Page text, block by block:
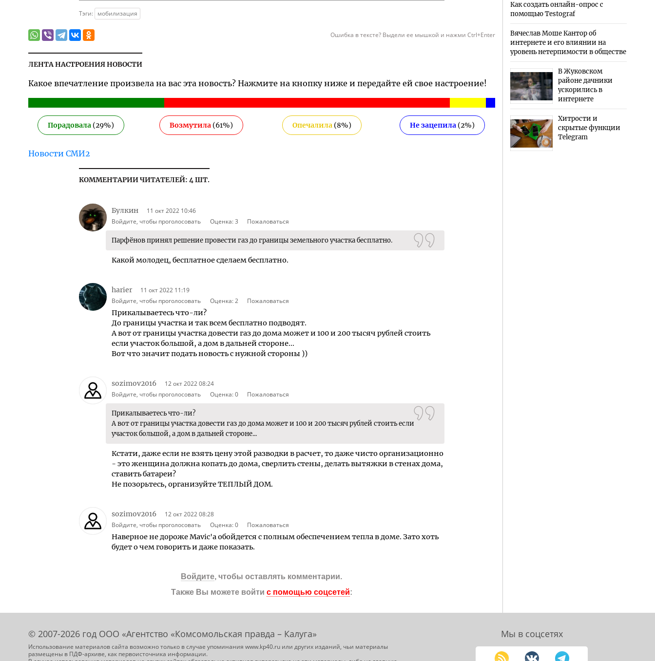
Тэги: мобилизация
Ошибка в тексте? Выдели ее мышкой и нажми Ctrl+Enter
ЛЕНТА НАСТРОЕНИЯ НОВОСТИ
Какое впечатление произвела на вас эта новость? Нажмите на кнопку ниже и передайте ей свое настроение!
Порадовала (29%) Возмутила (61%) Опечалила(8%) Не зацепила(2%)
Новости СМИ2
КОММЕНТАРИИ ЧИТАТЕЛЕЙ: 4 ШТ.
Булкин
11 окт 2022 10:46
Войдите, чтобы проголосовать
Оценка:3 Пожаловаться
Парфёнов принял решение провести газ до границы земельного участка бесплатно.
Какой молодец, бесплатное сделаем бесплатно.
harier
11 окт 2022 11:19
Войдите, чтобы проголосовать
Оценка:2 Пожаловаться
Прикалываетесь что-ли?
До границы участка и так всем бесплатно подводят.
А вот от границы участка довести газ до дома может и 100 и 200 тысяч рублей стоить
если участок большой, а дом в дальней стороне...
Вот что значит подать новость с нужной стороны ))
sozimov2016
12 окт 2022 08:24
Войдите, чтобы проголосовать
Оценка:0 Пожаловаться
Прикалываетесь что-ли?
А вот от границы участка довести газ до дома может и 100 и 200 тысяч рублей стоить если
участок большой, а дом в дальней стороне...
Кстати, даже если не взять цену этой разводки в расчет, то даже чисто организационно
- это женщина должна копать до дома, сверлить стены, делать вытяжки в стенах дома,
ставить батареи?
Не позорьтесь, организуйте ТЕПЛЫЙ ДОМ.
sozimov2016
12 окт 2022 08:28
Войдите, чтобы проголосовать
Оценка:0 Пожаловаться
Наверное не дороже Mavic'а обойдется с полным обеспечением тепла в доме. Зато хоть
будет о чем говорить и даже показать.
Войдите, чтобы оставлять комментарии.
Также Вы можете войти с помощью соцсетей:
Как создать онлайн-опрос с
помощью Testograf
Вячеслав Моше Кантор об
интернете и его влиянии на
уровень нетерпимости в обществе
В Жуковском
районе дачники
ускорились в
интернете
Хитрости и
скрытые функции
Telegram
© 2007-2026 год ООО «Агентство «Комсомольская правда – Калуга»
Использование материалов сайта возможно только в случае упоминания www.kp40.ru или других изданий, чьи материалы
размещены в ПДФ-архиве, как первоисточника информации.
Мы в соцсетях